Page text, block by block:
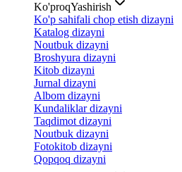
Ko'proqYashirish
Ko'p sahifali chop etish dizayni
Katalog dizayni
Noutbuk dizayni
Broshyura dizayni
Kitob dizayni
Jurnal dizayni
Albom dizayni
Kundaliklar dizayni
Taqdimot dizayni
Noutbuk dizayni
Fotokitob dizayni
Qopqoq dizayni